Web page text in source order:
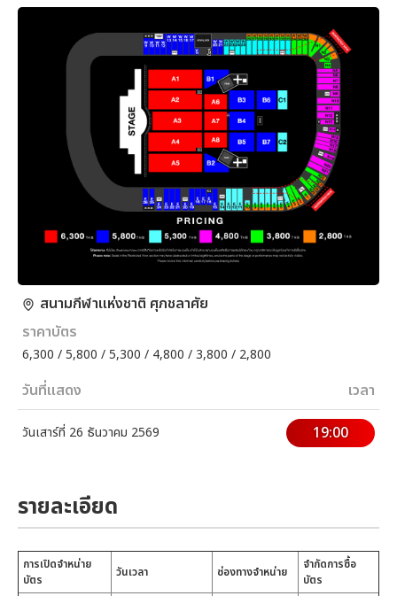
สนามกีฬาแห่งชาติ ศุภชลาศัย
ราคาบัตร
6,300 / 5,800 / 5,300 / 4,800 / 3,800 / 2,800
วันที่แสดง เวลา
วันเสาร์ที่ 26 ธันวาคม 2569 19:00
รายละเอียด
การเปิดจำหน่าย
บัตร
วันเวลา ช่องทางจำหน่าย
จำกัดการซื้อ
บัตร